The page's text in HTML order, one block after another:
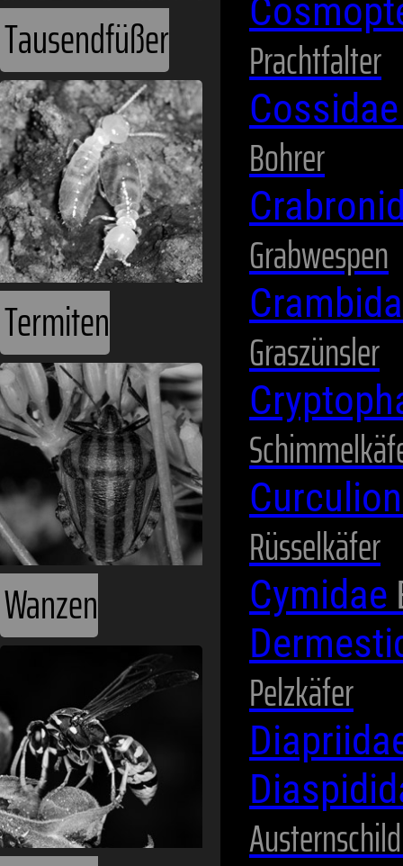
Tausendfüßer
Termiten
Wanzen
Prachtfalter
Bohrer
Grabwespen
Graszünsler
Rüsselkäfer
Cymidae
Pelzkäfer